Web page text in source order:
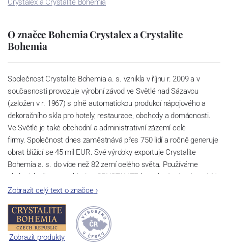
Crystalex a Crystalite Bohemia
O značce Bohemia Crystalex a Crystalite
Bohemia
Společnost Crystalite Bohemia a. s. vznikla v říjnu r. 2009 a v
současnosti provozuje výrobní závod ve Světlé nad Sázavou
(založen v r. 1967) s plně automatickou produkcí nápojového a
dekoračního skla pro hotely, restaurace, obchody a domácnosti.
Ve Světlé je také obchodní a administrativní zázemí celé
firmy. Společnost dnes zaměstnává přes 750 lidí a ročně generuje
obrat blížící se 45 mil EUR. Své výrobky exportuje Crystalite
Bohemia a. s. do více než 82 zemí celého světa. Používáme
ekologicky šetrnou sklovinu CRYSTALITE bez sloučenin olova. Má
perfektní lom světla a vysokou pevnost a životnost díky příměsi
velkém počtu cyklů.
Sklárna Světlá nad Sázavou
Zobrazit celý text o značce›
Zobrazit produkty